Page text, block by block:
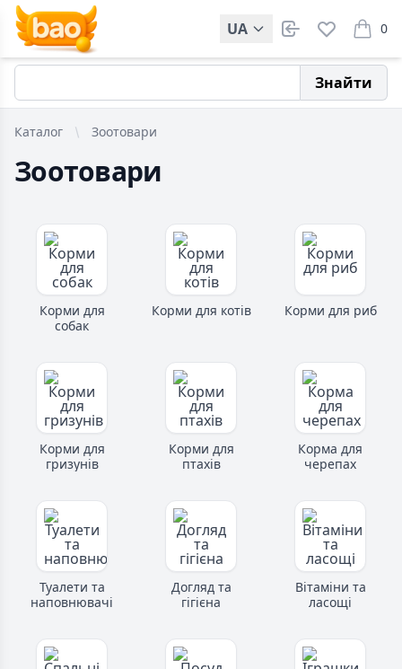
UA 0
items
Знайти
Каталог Зоотовари
Зоотовари
Корми для
собак
Корми для котів Корми для риб
Корми для
гризунів
Корми для
птахів
Корма для
черепах
Туалети та
наповнювачі
Догляд та
гігієна
Вітаміни та
ласощі